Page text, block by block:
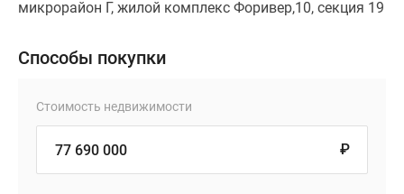
микрорайон Г, жилой комплекс Форивер,10, секция 19
Способы покупки
Стоимость недвижимости
₽